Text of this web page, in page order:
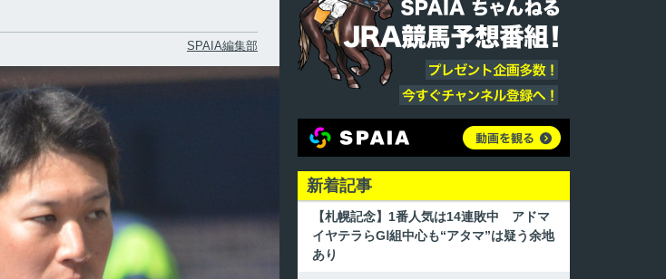
SPAIA編集部
新着記事
【札幌記念】1番人気は14連敗中 アドマ
イヤテラらGⅠ組中心も“アタマ”は疑う余地
あり